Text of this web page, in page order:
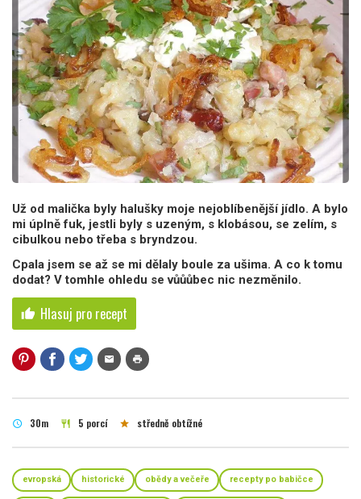
Už od malička byly halušky moje nejoblíbenější jídlo. A bylo
mi úplně fuk, jestli byly s uzeným, s klobásou, se zelím, s
cibulkou nebo třeba s bryndzou.
Cpala jsem se až se mi dělaly boule za ušima. A co k tomu
dodat? V tomhle ohledu se vůůůbec nic nezměnilo.
thumb_up Hlasuj pro recept
mail print
schedule 30m restaurant 5 porcí star středně obtížné
evropská historické obědy a večeře recepty po babičce